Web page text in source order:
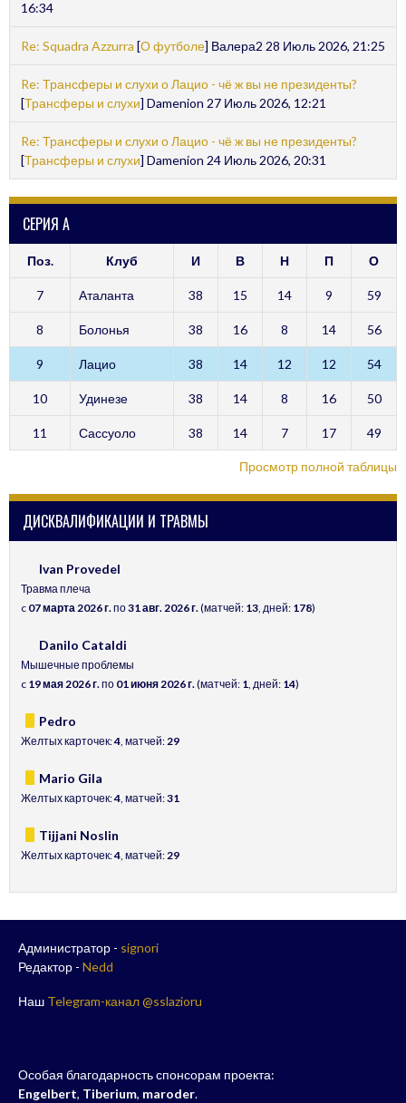
16:34
Re: Squadra Azzurra [О футболе] Валера2 28 Июль 2026, 21:25
Re: Трансферы и слухи о Лацио - чё ж вы не президенты?
[Трансферы и слухи] Damenion 27 Июль 2026, 12:21
Re: Трансферы и слухи о Лацио - чё ж вы не президенты?
[Трансферы и слухи] Damenion 24 Июль 2026, 20:31
СЕРИЯ А
Поз. Клуб И В Н П О
7 Аталанта 38 15 14 9 59
8 Болонья 38 16 8 14 56
9 Лацио 38 14 12 12 54
10 Удинезе 38 14 8 16 50
11 Сассуоло 38 14 7 17 49
Просмотр полной таблицы
ДИСКВАЛИФИКАЦИИ И ТРАВМЫ
Ivan Provedel
Травма плеча
c 07 марта 2026 г. по31 авг. 2026 г. (матчей: 13 , дней: 178)
Danilo Cataldi
Мышечные проблемы
c 19 мая 2026 г. по 01 июня 2026 г. (матчей: 1 , дней: 14)
Pedro
Желтых карточек:4 , матчей: 29
Mario Gila
Желтых карточек:4 , матчей:31
Tijjani Noslin
Желтых карточек:4 , матчей: 29
Администратор - signori
Редактор - Nedd
Наш Telegram-канал @sslazioru
Особая благодарность спонсорам проекта:
Engelbert, Tiberium, maroder.